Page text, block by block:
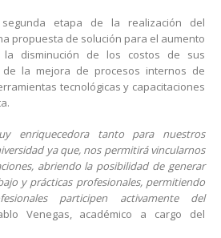
etapa de la realización del
propuesta de solución para el aumento
disminución de los costos de sus
la mejora de procesos internos de
tecnológicas y capacitaciones
enriquecedora tanto para nuestros
ya que, nos permitirá vincularnos
abriendo la posibilidad de generar
y prácticas profesionales, permitiendo
participen activamente del
Venegas, académico a cargo del